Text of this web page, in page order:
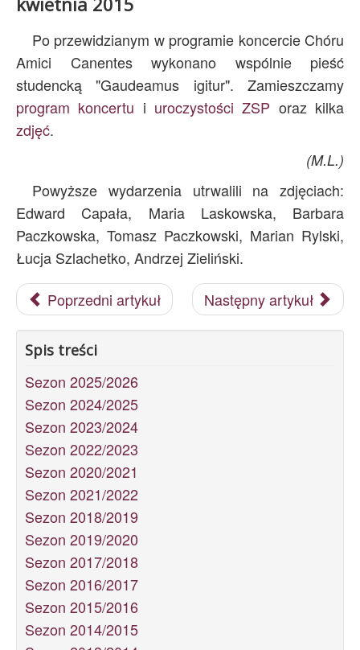
Po przewidzianym w programie koncercie Chóru
Amici Canentes wykonano wspólnie pieść
studencką "Gaudeamus igitur". Zamieszczamy
program koncertu i uroczystości ZSP oraz kilka
zdjęć.
(M.L.)
Powyższe wydarzenia utrwalili na zdjęciach:
Edward Capała, Maria Laskowska, Barbara
Paczkowska, Tomasz Paczkowski, Marian Rylski,
Łucja Szlachetko, Andrzej Zieliński.
Poprzedni artykuł
Następny artykuł
Spis treści
Sezon 2025/2026
Sezon 2024/2025
Sezon 2023/2024
Sezon 2022/2023
Sezon 2020/2021
Sezon 2021/2022
Sezon 2018/2019
Sezon 2019/2020
Sezon 2017/2018
Sezon 2016/2017
Sezon 2015/2016
Sezon 2014/2015